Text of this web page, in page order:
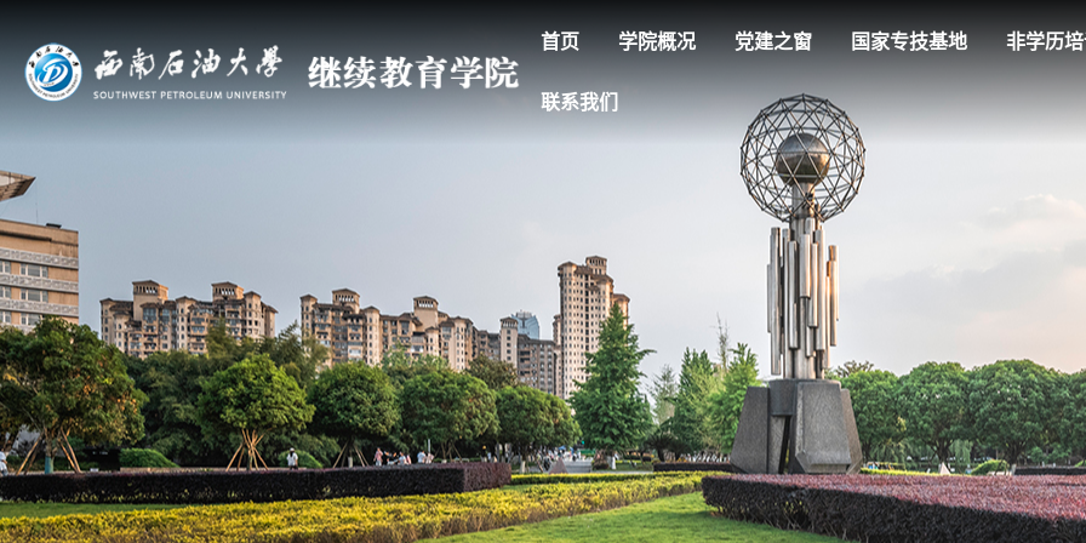
首页 学院概况 党建之窗 国家专技基地 非学历
联系我们